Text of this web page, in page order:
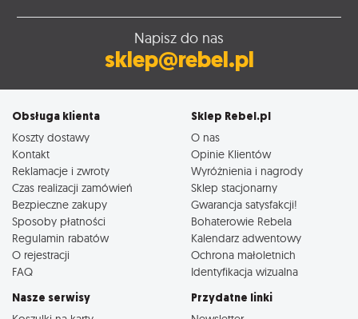
Napisz do nas
sklep@rebel.pl
Obsługa klienta
Koszty dostawy
Kontakt
Reklamacje i zwroty
Czas realizacji zamówień
Bezpieczne zakupy
Sposoby płatności
Regulamin rabatów
O rejestracji
FAQ
Sklep Rebel.pl
O nas
Opinie Klientów
Wyróżnienia i nagrody
Sklep stacjonarny
Gwarancja satysfakcji!
Bohaterowie Rebela
Kalendarz adwentowy
Ochrona małoletnich
Identyfikacja wizualna
Nasze serwisy Przydatne linki